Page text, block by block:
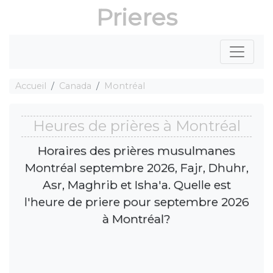
Prieres
Accueil Canada Montréal
Heures de prières à Montréal
Horaires des prières musulmanes
Montréal septembre 2026, Fajr, Dhuhr,
Asr, Maghrib et Isha'a. Quelle est
l'heure de priere pour septembre 2026
à Montréal?